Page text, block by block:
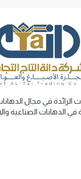
في مجال
في الدهانات الصناعية